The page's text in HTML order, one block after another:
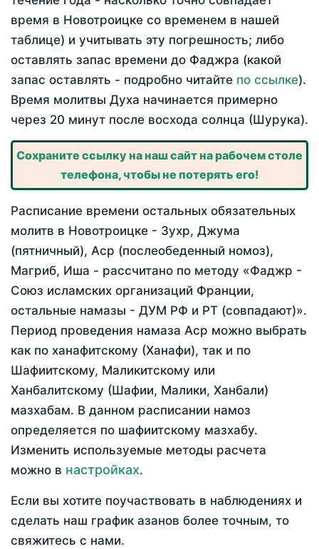
время в Новотроицке со временем в нашей
таблице) и учитывать эту погрешность; либо
оставлять запас времени до Фаджра (какой
запас оставлять - подробно читайте по ссылке).
Время молитвы Духа начинается примерно
через 20 минут после восхода солнца (Шурука).
Сохраните ссылку на наш сайт на рабочем столе
телефона, чтобы не потерять его!
Расписание времени остальных обязательных
молитв в Новотроицке - Зухр, Джума
(пятничный), Аср (послеобеденный номоз),
Магриб, Иша - рассчитано по методу «Фаджр -
Союз исламских организаций Франции,
остальные намазы - ДУМ РФ и РТ (совпадают)».
Период проведения намаза Аср можно выбрать
как по ханафитскому (Ханафи), так и по
Шафиитскому, Маликитскому или
Ханбалитскому (Шафии, Малики, Ханбали)
мазхабам. В данном расписании намоз
определяется по шафиитскому мазхабу.
Изменить используемые методы расчета
можно в настройках.
Если вы хотите поучаствовать в наблюдениях и
сделать наш график азанов более точным, то
свяжитесь с нами.